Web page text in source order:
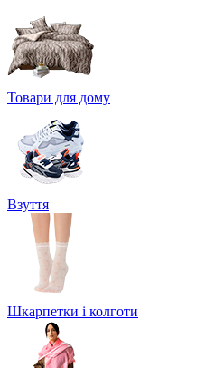
Товари для дому
Взуття
Шкарпетки і колготи